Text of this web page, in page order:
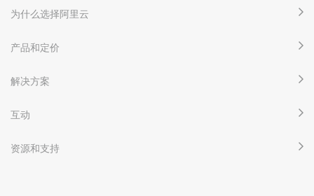
为什么选择阿里云
产品和定价
解决方案
互动
资源和支持